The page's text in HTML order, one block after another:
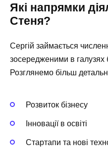
Які напрямки
Стеня?
Сергій займається
зосередженими в галузях
Розглянемо більш
Розвиток бізнесу
Інновації в освіті
Стартапи та нові